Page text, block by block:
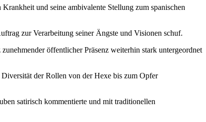
und seine ambivalente Stellung zum spanischen
zur Verarbeitung seiner Ängste und Visionen schuf.
öffentlicher Präsenz weiterhin stark untergeordnet
der Rollen von der Hexe bis zum Opfer
satirisch kommentierte und mit traditionellen